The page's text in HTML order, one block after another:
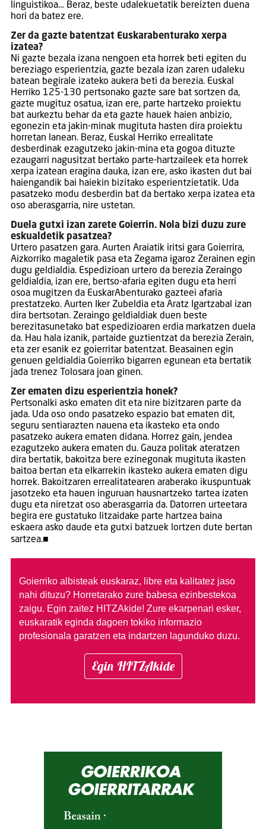
linguistikoa… Beraz, beste udalekuetatik bereizten duena
hori da batez ere.
Zer da gazte batentzat Euskarabenturako xerpa
izatea?
Ni gazte bezala izana nengoen eta horrek beti egiten du
bereziago esperientzia, gazte bezala izan zaren udaleku
batean begirale izateko aukera beti da berezia. Euskal
Herriko 125-130 pertsonako gazte sare bat sortzen da,
gazte mugituz osatua, izan ere, parte hartzeko proiektu
bat aurkeztu behar da eta gazte hauek haien anbizio,
egonezin eta jakin-minak mugituta hasten dira proiektu
horretan lanean. Beraz, Euskal Herriko errealitate
desberdinak ezagutzeko jakin-mina eta gogoa dituzte
ezaugarri nagusitzat bertako parte-hartzaileek eta horrek
xerpa izatean eragina dauka, izan ere, asko ikasten dut bai
haiengandik bai haiekin bizitako esperientzietatik. Uda
pasatzeko modu desberdin bat da bertako xerpa izatea eta
oso aberasgarria, nire ustetan.
Duela gutxi izan zarete Goierrin. Nola bizi duzu zure
eskualdetik pasatzea?
Urtero pasatzen gara. Aurten Araiatik iritsi gara Goierrira,
Aizkorriko magaletik pasa eta Zegama igaroz Zerainen egin
dugu geldialdia. Espedizioan urtero da berezia Zeraingo
geldialdia, izan ere, bertso-afaria egiten dugu eta herri
osoa mugitzen da EuskarAbenturako gazteei afaria
prestatzeko. Aurten Iker Zubeldia eta Aratz Igartzabal izan
dira bertsotan. Zeraingo geldialdiak duen beste
berezitasunetako bat espedizioaren erdia markatzen duela
da. Hau hala izanik, partaide guztientzat da berezia Zerain,
eta zer esanik ez goierritar batentzat. Beasainen egin
genuen geldialdia Goierriko bigarren egunean eta bertatik
jada trenez Tolosara joan ginen.
Zer ematen dizu esperientzia honek?
Pertsonalki asko ematen dit eta nire bizitzaren parte da
jada. Uda oso ondo pasatzeko espazio bat ematen dit,
seguru sentiarazten nauena eta ikasteko eta ondo
pasatzeko aukera ematen didana. Horrez gain, jendea
ezagutzeko aukera ematen du. Gauza politak ateratzen
dira bertatik, bakoitza bere ezinegonak mugituta ikasten
baitoa bertan eta elkarrekin ikasteko aukera ematen digu
horrek. Bakoitzaren errealitatearen araberako ikuspuntuak
jasotzeko eta hauen inguruan hausnartzeko tartea izaten
dugu eta niretzat oso aberasgarria da. Datorren urteetara
begira ere gustatuko litzaidake parte hartzea baina
eskaera asko daude eta gutxi batzuek lortzen dute bertan
sartzea.■
Goierriko albisteak euskaraz, libre eta kalitatez jaso
nahi dituzu? Horretarako zure babesa ezinbestekoa
zaigu. Egin zaitez HITZAkide! Zure ekarpenari esker,
euskaratik eginda dagoen tokiko informazio
profesionala garatzen eta indartzen lagunduko duzu.
Egin HITZAkide